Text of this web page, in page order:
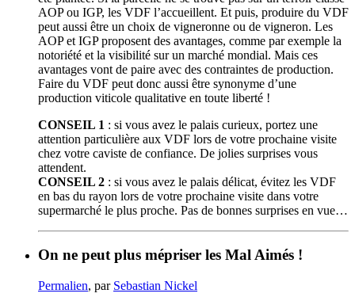
AOP ou IGP, les VDF l’accueillent. Et puis, produire du VDF
peut aussi être un choix de vigneronne ou de vigneron. Les
AOP et IGP proposent des avantages, comme par exemple la
notoriété et la visibilité sur un marché mondial. Mais ces
avantages vont de paire avec des contraintes de production.
Faire du VDF peut donc aussi être synonyme d’une
production viticole qualitative en toute liberté !
CONSEIL 1 : si vous avez le palais curieux, portez une
attention particulière aux VDF lors de votre prochaine visite
chez votre caviste de confiance. De jolies surprises vous
attendent.
CONSEIL 2 : si vous avez le palais délicat, évitez les VDF
en bas du rayon lors de votre prochaine visite dans votre
supermarché le plus proche. Pas de bonnes surprises en vue…
On ne peut plus mépriser les Mal Aimés !
Permalien, par Sebastian Nickel